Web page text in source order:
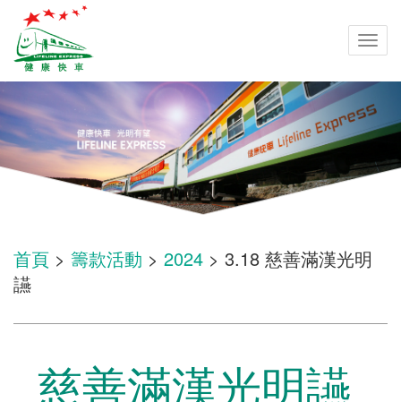
首頁 > 籌款活動 > 2024 > 3.18 慈善滿漢光明
讌
慈善滿漢光明讌